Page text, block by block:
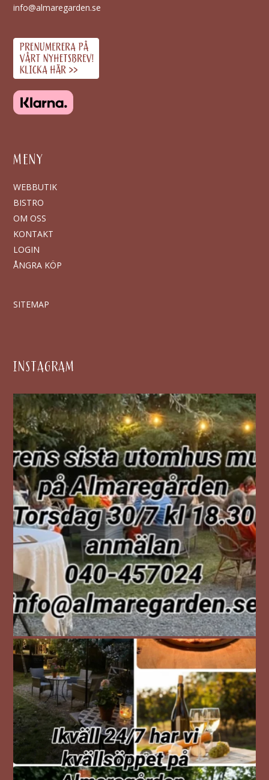
info@almaregarden.se
MENY
WEBBUTIK
BISTRO
OM OSS
KONTAKT
LOGIN
ÅNGRA KÖP
SITEMAP
INSTAGRAM